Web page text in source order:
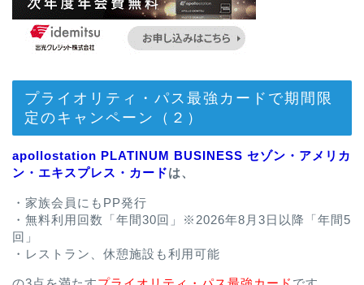
プライオリティ・パス最強カードで期間限
定のキャンペーン（２）
apollostation PLATINUM BUSINESS セゾン・アメリカ
ン・エキスプレス・カードは、
・家族会員にもPP発行
・無料利用回数「年間30回」※2026年8月3日以降「年間5
回」
・レストラン、休憩施設も利用可能